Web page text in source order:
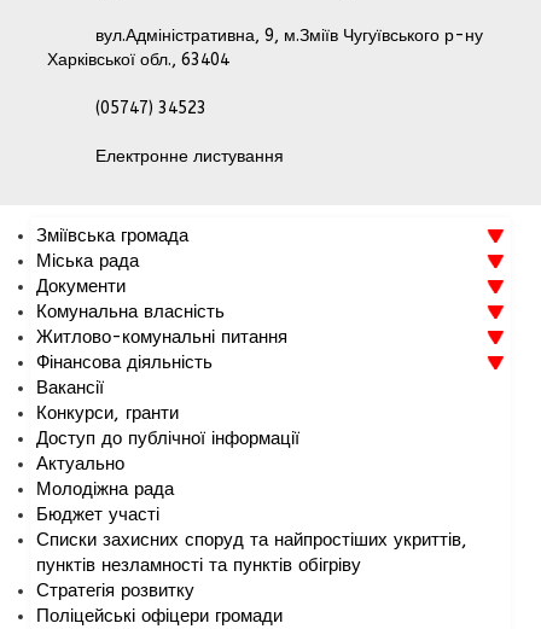
вул.Адміністративна, 9, м.Зміїв Чугуївського р-ну
Харківської обл., 63404
(05747) 34523
Електронне листування
Зміївська громада
Міська рада
Документи
Комунальна власність
Житлово-комунальні питання
Фінансова діяльність
Вакансії
Конкурси, гранти
Доступ до публічної інформації
Актуально
Молодіжна рада
Бюджет участі
Списки захисних споруд та найпростіших укриттів,
пунктів незламності та пунктів обігріву
Стратегія розвитку
Поліцейські офіцери громади